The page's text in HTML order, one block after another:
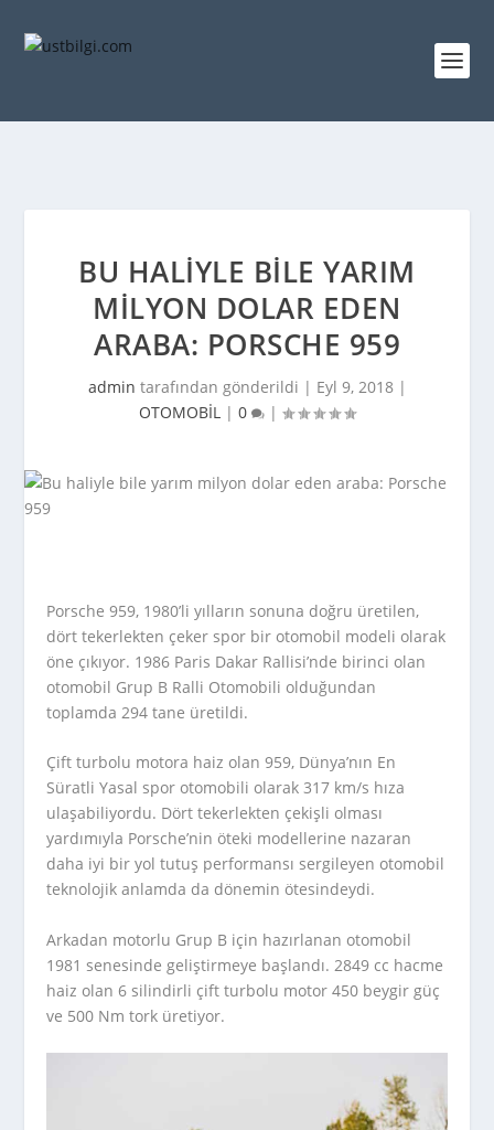
BU HALIYLE BILE YARIM
MILYON DOLAR EDEN
ARABA: PORSCHE 959
admin tarafından gönderildi | Eyl 9, 2018|
OTOMOBİL | 0 |
Porsche 959, 1980’li yılların sonuna doğru üretilen,
dört tekerlekten çeker spor bir otomobil modeli olarak
öne çıkıyor. 1986 Paris Dakar Rallisi’nde birinci olan
otomobil Grup B Ralli Otomobili olduğundan
toplamda 294 tane üretildi.
Çift turbolu motora haiz olan 959, Dünya’nın En
Süratli Yasal spor otomobili olarak 317 km/s hıza
ulaşabiliyordu. Dört tekerlekten çekişli olması
yardımıyla Porsche’nin öteki modellerine nazaran
daha iyi bir yol tutuş performansı sergileyen otomobil
teknolojik anlamda da dönemin ötesindeydi.
Arkadan motorlu Grup B için hazırlanan otomobil
1981 senesinde geliştirmeye başlandı. 2849 cc hacme
haiz olan 6 silindirli çift turbolu motor 450 beygir güç
ve 500 Nm tork üretiyor.